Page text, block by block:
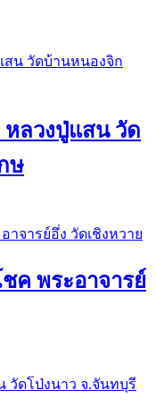
หลวงปู่แสน วัด
ษ
ค พระอาจารย์